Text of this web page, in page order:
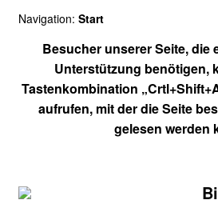
Navigation: Start
Besucher unserer Seite, die
Unterstützung benötigen,
Tastenkombination
aufrufen, mit der die Seite
gelesen werden